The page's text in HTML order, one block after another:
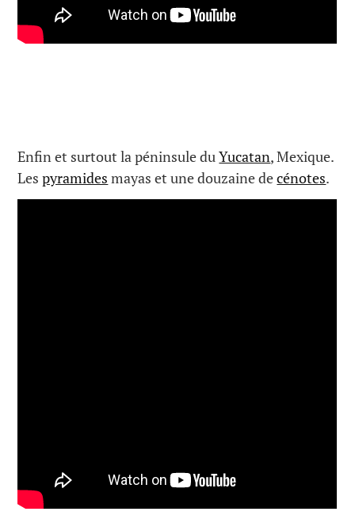
Enfin et surtout la péninsule duYucatan, Mexique.
Lespyramides mayas et une douzaine decénotes.